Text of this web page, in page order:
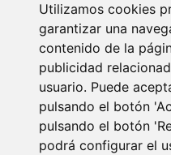
Utilizamos cookies
garantizar una
contenido de la
publicidad
usuario. Puede
pulsando el botón
pulsando el botón
podrá configurar el
Newsletter
14/07/2026